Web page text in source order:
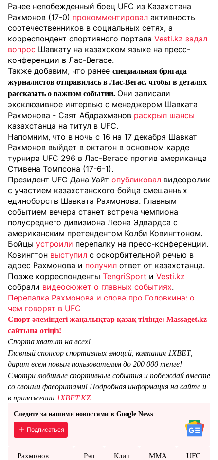
Ранее непобежденный боец UFC из Казахстана
Рахмонов (17-0) прокомментировал активность
соотечественников в социальных сетях, а
корреспондент спортивного портала Vesti.kz задал
вопрос Шавкату на казахском языке на пресс-
конференции в Лас-Вегасе.
Также добавим, что ранее специальная бригада
журналистов отправилась в Лас-Вегас, чтобы в деталях
рассказать о важном событии. Они записали
эксклюзивное интервью с менеджером Шавката
Рахмонова - Саят Абдрахманов раскрыл шансы
казахстанца на титул в UFC.
Напомним, что в ночь с 16 на 17 декабря Шавкат
Рахмонов выйдет в октагон в основном карде
турнира UFC 296 в Лас-Вегасе против американца
Стивена Томпсона (17-6-1).
Президент UFC Дана Уайт опубликовал видеоролик
с участием казахстанского бойца смешанных
единоборств Шавката Рахмонова. Главным
событием вечера станет встреча чемпиона
полусреднего дивизиона Леона Эдвардса с
американским претендентом Колби Ковингтоном.
Бойцы устроили перепалку на пресс-конференции.
Ковингтон выступил с оскорбительной речью в
адрес Рахмонова и получил ответ от казахстанца.
Позже корреспонденты TengriSport и Vesti.kz
собрали видеосюжет о главных событиях.
Перепалка Рахмонова и слова про Головкина: о
чем говорят в UFC
Спорт әлеміндегі жаңалықтар қазақ тілінде: Massaget.kz
сайтына өтіңіз!
Спорта хватит на всех!
Главный спонсор спортивных эмоций, компания 1XBET,
дарит всем новым пользователям до 200 000 тенге!
Смотри любимые спортивные события и побеждай вместе
со своими фаворитами! Подробная информация на сайте и
в приложении 1XBET.KZ.
Следите за нашими новостями в Google News
Подписаться
Рахмонов
Рэп Клип MMA UFC